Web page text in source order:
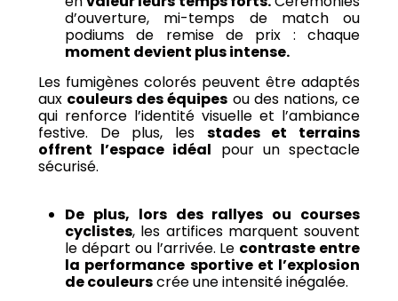
d’ouverture, mi-temps de match ou
podiums de remise de prix : chaque
moment devient plus intense.
Les fumigènes colorés peuvent être adaptés
aux couleurs des équipes ou des nations, ce
qui renforce l’identité visuelle et l’ambiance
festive. De plus, les stades et terrains
offrent l’espace idéal pour un spectacle
sécurisé.
De plus, lors des rallyes ou courses
cyclistes, les artifices marquent souvent
le départ ou l’arrivée. Le contraste entre
la performance sportive et l’explosion
de couleurscrée une intensité inégalée.